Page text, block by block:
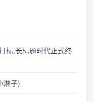
标,长标题时代正式终
淋子)